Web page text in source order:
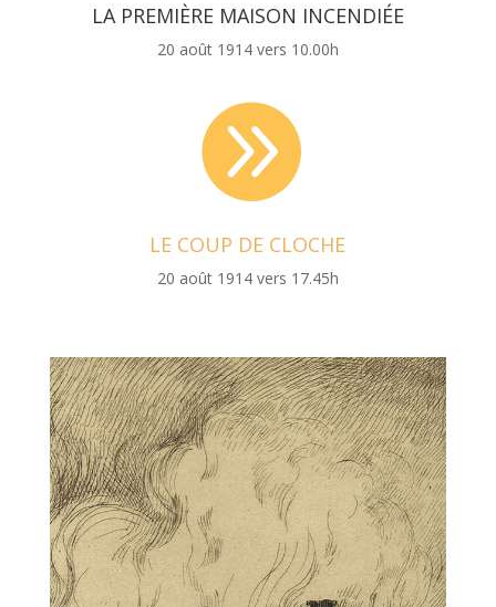
LA PREMIÈRE MAISON INCENDIÉE
20 août 1914 vers 10.00h

LE COUP DE CLOCHE
20 août 1914 vers 17.45h